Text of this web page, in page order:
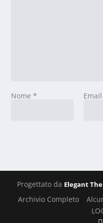
Nome* Email
Progettato da Elegant
Archivio Completo